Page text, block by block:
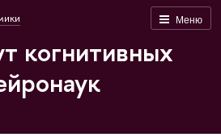
Меню
когнитивных